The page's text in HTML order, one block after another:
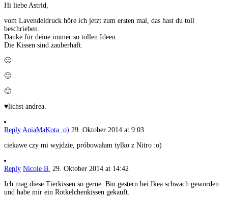
Hi liebe Astrid,
vom Lavendeldruck höre ich jetzt zum ersten mal, das hast du toll
beschrieben.
Danke für deine immer so tollen Ideen.
Die Kissen sind zauberhaft.
🙂
🙂
🙂
♥lichst andrea.
Reply AniaMaKota :o) 29. Oktober 2014 at 9:03
ciekawe czy mi wyjdzie, próbowałam tylko z Nitro :o)
Reply Nicole B. 29. Oktober 2014 at 14:42
Ich mag diese Tierkissen so gerne. Bin gestern bei Ikea schwach geworden
und habe mir ein Rotkelchenkissen gekauft.